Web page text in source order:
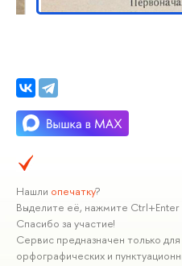
Нашли опечатку?
Выделите её, нажмите Ctrl+Enter
Спасибо за участие!
Сервис предназначен только
орфографических и